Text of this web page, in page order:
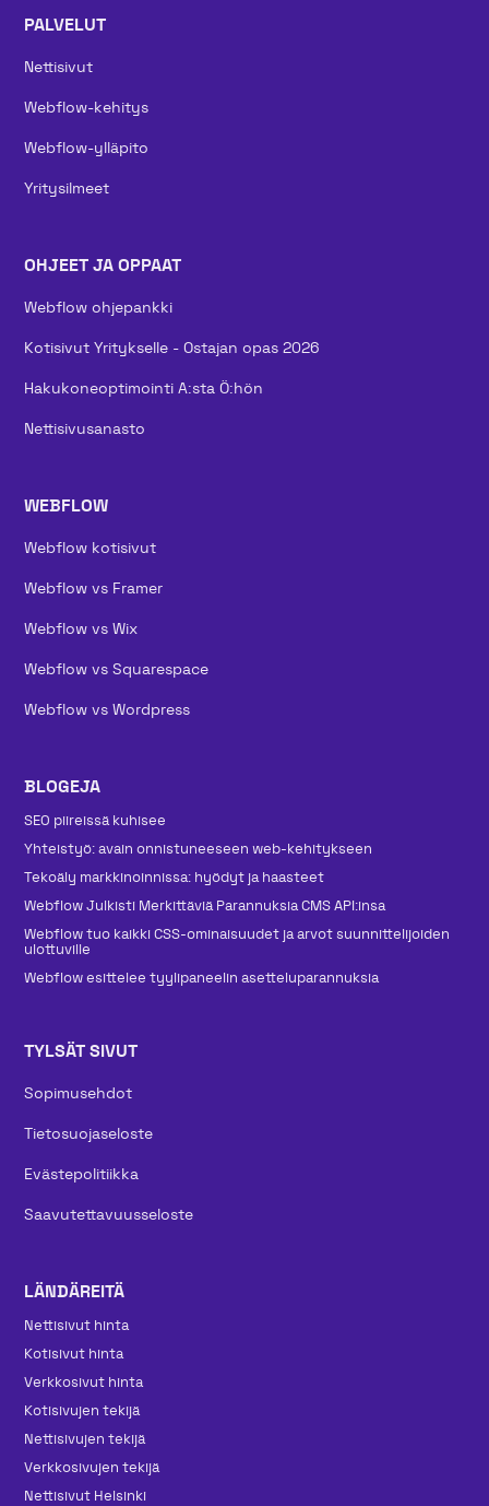
PALVELUT
Nettisivut
Webflow-kehitys
Webflow-ylläpito
Yritysilmeet
OHJEET JA OPPAAT
Webflow ohjepankki
Kotisivut Yritykselle - Ostajan opas 2026
Hakukoneoptimointi A:sta Ö:hön
Nettisivusanasto
WEBFLOW
Webflow kotisivut
Webflow vs Framer
Webflow vs Wix
Webflow vs Squarespace
Webflow vs Wordpress
BLOGEJA
SEO piireissä kuhisee
Yhteistyö: avain onnistuneeseen web-kehitykseen
Tekoäly markkinoinnissa: hyödyt ja haasteet
Webflow Julkisti Merkittäviä Parannuksia CMS API:insa
Webflow tuo kaikki CSS-ominaisuudet ja arvot suunnittelijoiden
ulottuville
Webflow esittelee tyylipaneelin asetteluparannuksia
TYLSÄT SIVUT
Sopimusehdot
Tietosuojaseloste
Evästepolitiikka
Saavutettavuusseloste
LÄNDÄREITÄ
Nettisivut hinta
Kotisivut hinta
Verkkosivut hinta
Kotisivujen tekijä
Nettisivujen tekijä
Verkkosivujen tekijä
Nettisivut Helsinki